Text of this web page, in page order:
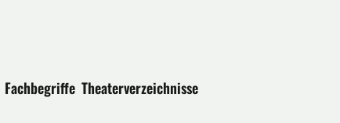
Fachbegriffe Theaterverzeichnisse